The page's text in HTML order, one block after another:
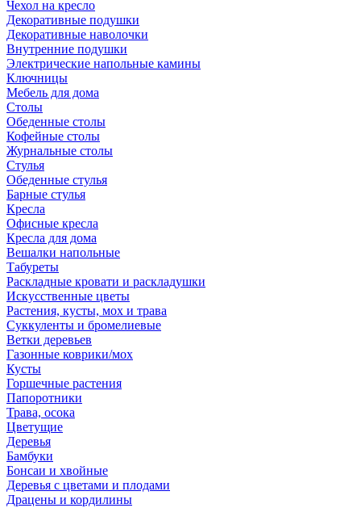
Чехол на кресло
Декоративные подушки
Декоративные наволочки
Внутренние подушки
Электрические напольные камины
Ключницы
Мебель для дома
Столы
Обеденные столы
Кофейные столы
Журнальные столы
Стулья
Обеденные стулья
Барные стулья
Кресла
Офисные кресла
Кресла для дома
Вешалки напольные
Табуреты
Раскладные кровати и раскладушки
Искусственные цветы
Растения, кусты, мох и трава
Суккуленты и бромелиевые
Ветки деревьев
Газонные коврики/мох
Кусты
Горшечные растения
Папоротники
Трава, осока
Цветущие
Деревья
Бамбуки
Бонсаи и хвойные
Деревья с цветами и плодами
Драцены и кордилины